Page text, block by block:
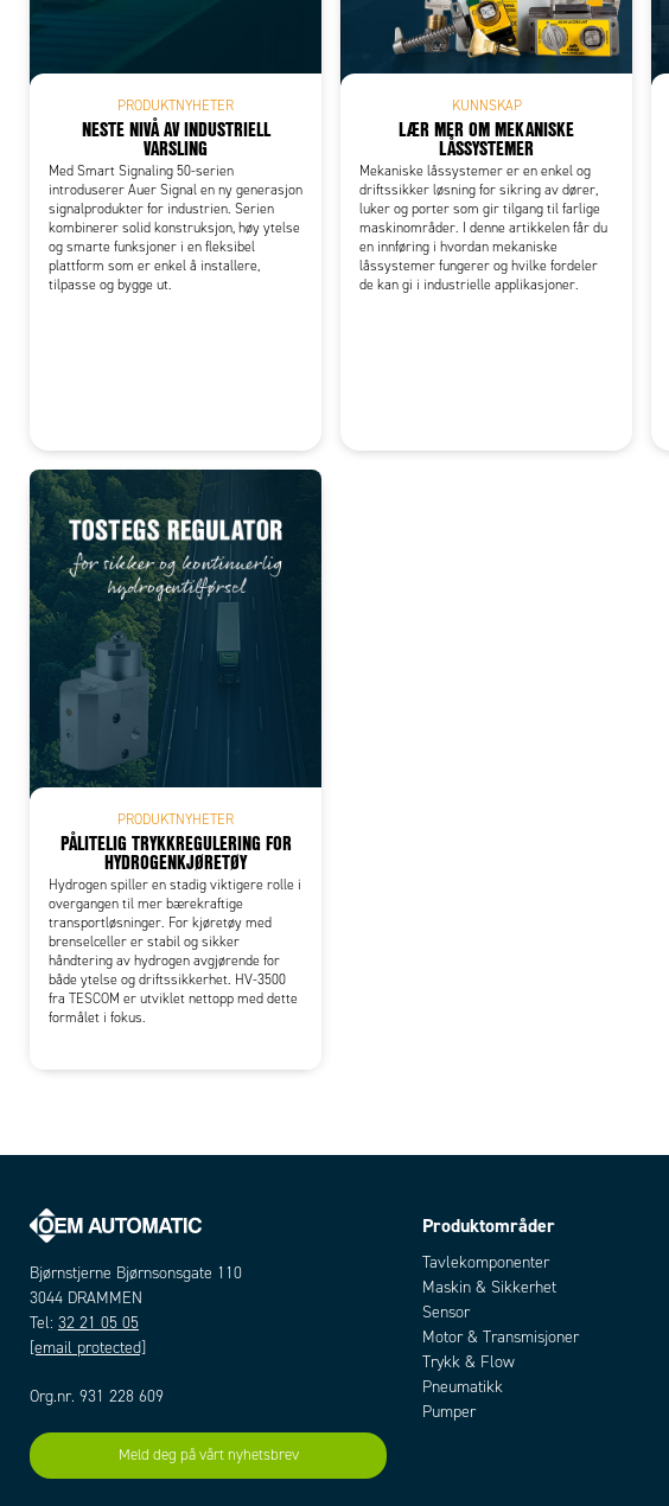
PRODUKTNYHETER
NESTE NIVÅ AV INDUSTRIELL
VARSLING
Med Smart Signaling 50-serien
introduserer Auer Signal en ny generasjon
signalprodukter for industrien. Serien
kombinerer solid konstruksjon, høy ytelse
og smarte funksjoner i en fleksibel
plattform som er enkel å installere,
tilpasse og bygge ut.
KUNNSKAP
LÆR MER OM MEKANISKE
LÅSSYSTEMER
Mekaniske låssystemer er en enkel og
driftssikker løsning for sikring av dører,
luker og porter som gir tilgang til farlige
maskinområder. I denne artikkelen får du
en innføring i hvordan mekaniske
låssystemer fungerer og hvilke fordeler
de kan gi i industrielle applikasjoner.
PRODUKTNYHETER
PÅLITELIG TRYKKREGULERING FOR
HYDROGENKJØRETØY
Hydrogen spiller en stadig viktigere rolle i
overgangen til mer bærekraftige
transportløsninger. For kjøretøy med
brenselceller er stabil og sikker
håndtering av hydrogen avgjørende for
både ytelse og driftssikkerhet. HV-3500
fra TESCOM er utviklet nettopp med dette
formålet i fokus.
Bjørnstjerne Bjørnsonsgate 110
3044 DRAMMEN
Tel: 32 21 05 05
[email protected]
Org.nr. 931 228 609
Meld deg på vårt nyhetsbrev
Produktområder
Tavlekomponenter
Maskin & Sikkerhet
Sensor
Motor & Transmisjoner
Trykk & Flow
Pneumatikk
Pumper